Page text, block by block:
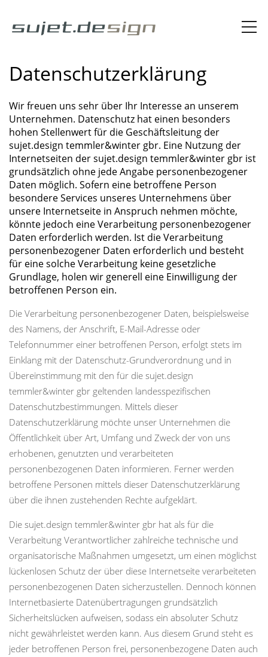
Datenschutzerklärung
Wir freuen uns sehr über Ihr Interesse an unserem
Unternehmen. Datenschutz hat einen besonders
hohen Stellenwert für die Geschäftsleitung der
sujet.design temmler&winter gbr. Eine Nutzung der
Internetseiten der sujet.design temmler&winter gbr ist
grundsätzlich ohne jede Angabe personenbezogener
Daten möglich. Sofern eine betroffene Person
besondere Services unseres Unternehmens über
unsere Internetseite in Anspruch nehmen möchte,
könnte jedoch eine Verarbeitung personenbezogener
Daten erforderlich werden. Ist die Verarbeitung
personenbezogener Daten erforderlich und besteht
für eine solche Verarbeitung keine gesetzliche
Grundlage, holen wir generell eine Einwilligung der
betroffenen Person ein.
Die Verarbeitung personenbezogener Daten, beispielsweise
des Namens, der Anschrift, E-Mail-Adresse oder
Telefonnummer einer betroffenen Person, erfolgt stets im
Einklang mit der Datenschutz-Grundverordnung und in
Übereinstimmung mit den für die sujet.design
temmler&winter gbr geltenden landesspezifischen
Datenschutzbestimmungen. Mittels dieser
Datenschutzerklärung möchte unser Unternehmen die
Öffentlichkeit über Art, Umfang und Zweck der von uns
erhobenen, genutzten und verarbeiteten
personenbezogenen Daten informieren. Ferner werden
betroffene Personen mittels dieser Datenschutzerklärung
über die ihnen zustehenden Rechte aufgeklärt.
Die sujet.design temmler&winter gbr hat als für die
Verarbeitung Verantwortlicher zahlreiche technische und
organisatorische Maßnahmen umgesetzt, um einen möglichst
lückenlosen Schutz der über diese Internetseite verarbeiteten
personenbezogenen Daten sicherzustellen. Dennoch können
Internetbasierte Datenübertragungen grundsätzlich
Sicherheitslücken aufweisen, sodass ein absoluter Schutz
nicht gewährleistet werden kann. Aus diesem Grund steht es
jeder betroffenen Person frei, personenbezogene Daten auch